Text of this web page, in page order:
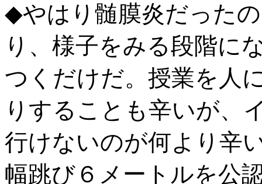
◆やはり髄膜炎だった
り、様子をみる段階に
つくだけだ。授業を人
りすることも辛いが、
行けないのが何より辛
幅跳び６メートルを公